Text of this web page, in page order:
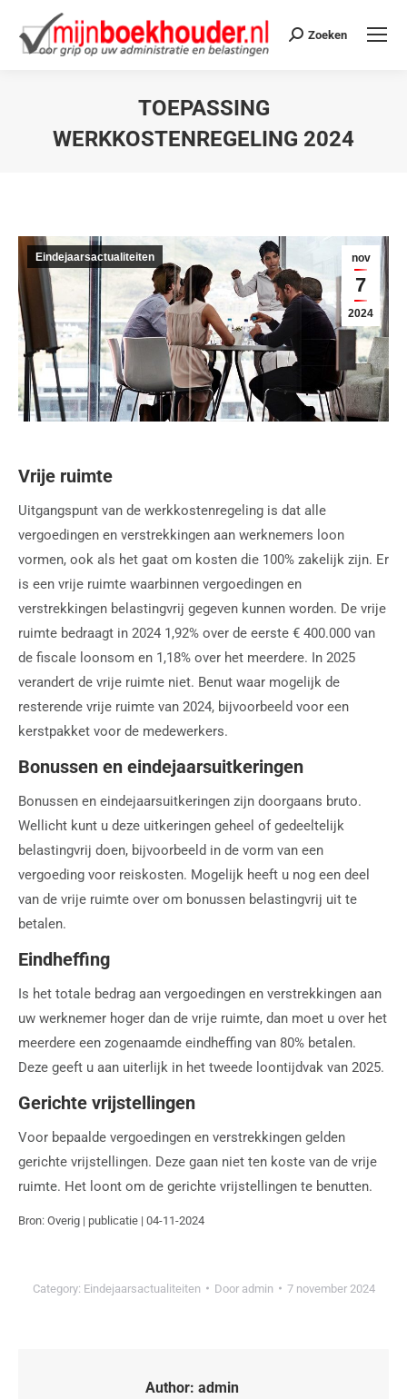
Zoeken
TOEPASSING
WERKKOSTENREGELING 2024
nov
7
2024
Eindejaarsactualiteiten
Vrije ruimte
Uitgangspunt van de werkkostenregeling is dat alle
vergoedingen en verstrekkingen aan werknemers loon
vormen, ook als het gaat om kosten die 100% zakelijk zijn. Er
is een vrije ruimte waarbinnen vergoedingen en
verstrekkingen belastingvrij gegeven kunnen worden. De vrije
ruimte bedraagt in 2024 1,92% over de eerste € 400.000 van
de fiscale loonsom en 1,18% over het meerdere. In 2025
verandert de vrije ruimte niet. Benut waar mogelijk de
resterende vrije ruimte van 2024, bijvoorbeeld voor een
kerstpakket voor de medewerkers.
Bonussen en eindejaarsuitkeringen
Bonussen en eindejaarsuitkeringen zijn doorgaans bruto.
Wellicht kunt u deze uitkeringen geheel of gedeeltelijk
belastingvrij doen, bijvoorbeeld in de vorm van een
vergoeding voor reiskosten. Mogelijk heeft u nog een deel
van de vrije ruimte over om bonussen belastingvrij uit te
betalen.
Eindheffing
Is het totale bedrag aan vergoedingen en verstrekkingen aan
uw werknemer hoger dan de vrije ruimte, dan moet u over het
meerdere een zogenaamde eindheffing van 80% betalen.
Deze geeft u aan uiterlijk in het tweede loontijdvak van 2025.
Gerichte vrijstellingen
Voor bepaalde vergoedingen en verstrekkingen gelden
gerichte vrijstellingen. Deze gaan niet ten koste van de vrije
ruimte. Het loont om de gerichte vrijstellingen te benutten.
Bron: Overig | publicatie | 04-11-2024
Category: Eindejaarsactualiteiten Door admin 7 november 2024
Author: admin